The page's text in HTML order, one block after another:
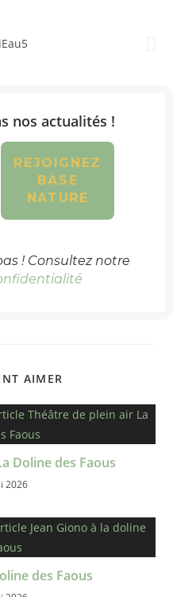
nos actualités !
! Consultez notre
AIMER
Doline des Faous
2026
des Faous​